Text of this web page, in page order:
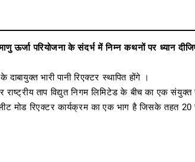
ऊर्जा परियोजना के संदर्भ में निम्न कथनों पर ध्यान
भारी पानी रिएक्टर स्थापित होंगे ।
ताप विद्युत निगम लिमिटेड के बीच का एक संयुक्त
मोड रिएक्टर कार्यक्रम का एक भाग है जिसके तहत 20